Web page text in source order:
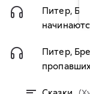
Питер,
Питер,